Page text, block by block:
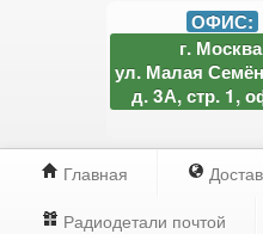
ОФИС:
г.
ул. Малая
д. 3А, стр. 1,
Главная
Радиодетали почтой